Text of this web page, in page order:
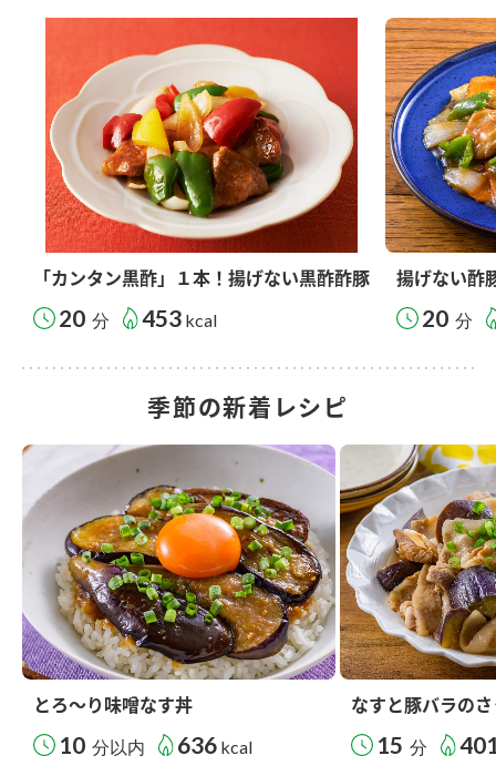
「カンタン黒酢」１本！揚げない黒酢酢豚
20 分 453 kcal
揚げない酢
20 分
季節の新着レシピ
とろ～り味噌なす丼
10 分以内 636 kcal
なすと豚バラの
15 分